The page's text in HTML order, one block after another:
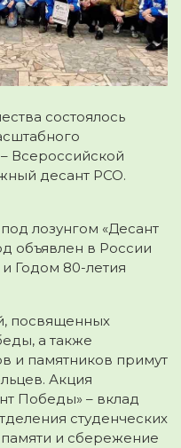
состоялось
Всероссийской
десант РСО.
лозунгом «Десант
объявлен в России
Годом 80-летия
посвященных
а также
и памятников примут
Акция
Победы» – вклад
студенческих
и сбережение